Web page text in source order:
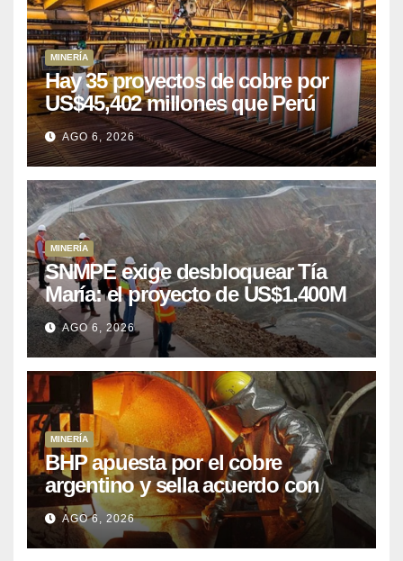
MINERÍA
Hay 35 proyectos de cobre por
US$45,402 millones que Perú
puede aprovechar
AGO 6, 2026
MINERÍA
SNMPE exige desbloquear Tía
María: el proyecto de US$1.400M
que Perú lleva 15 años
posponiendo
AGO 6, 2026
MINERÍA
BHP apuesta por el cobre
argentino y sella acuerdo con
Kobrea para siete proyecto
AGO 6, 2026